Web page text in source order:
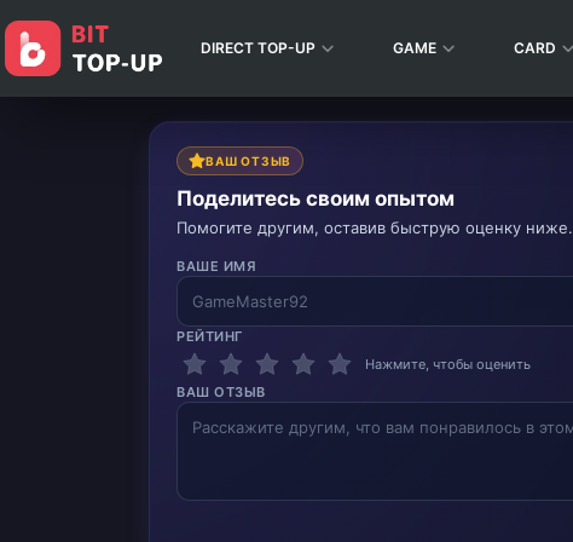
DIRECT TOP-UP GAME CARD
ВАШ ОТЗЫВ
Поделитесь своим опытом
Помогите другим, оставив быструю оценку ниже.
ВАШЕ ИМЯ
РЕЙТИНГ
Нажмите, чтобы оценить
ВАШ ОТЗЫВ